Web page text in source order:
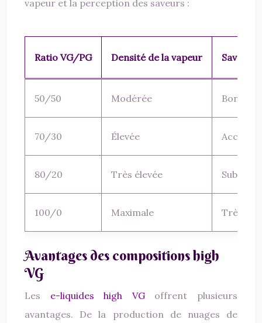
vapeur et la perception des saveurs :
Ratio VG/PG Densité de la vapeur Saveur
50/50 Modérée Bonne
70/30 Élevée
80/20 Très élevée Subtile
100/0 Maximale Très
Avantages des compositions high
VG
Les e-liquides high VG offrent plusieurs
avantages. De la production de nuages de